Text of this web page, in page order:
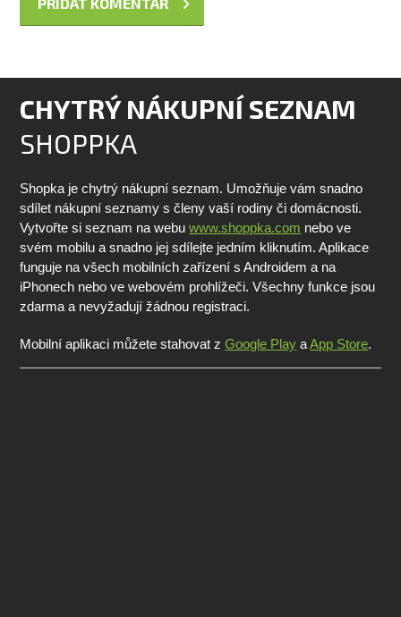
CHYTRÝ NÁKUPNÍ SEZNAM
SHOPPKA
Shopka je chytrý nákupní seznam. Umožňuje vám snadno
sdílet nákupní seznamy s členy vaší rodiny či domácnosti.
Vytvořte si seznam na webuwww.shoppka.com nebo ve
svém mobilu a snadno jej sdílejte jedním kliknutím. Aplikace
funguje na všech mobilních zařízení s Androidem a na
iPhonech nebo ve webovém prohlížeči. Všechny funkce jsou
zdarma a nevyžadují žádnou registraci.
Mobilní aplikaci můžete stahovat zGoogle Play aApp Store.